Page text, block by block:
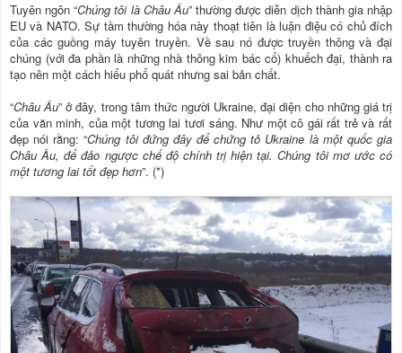
Tuyên ngôn “Chúng tôi là Châu Âu” thường được diễn dịch thành gia nhập
EU và NATO. Sự tầm thường hóa này thoạt tiên là luận điệu có chủ đích
của các guồng máy tuyên truyền. Về sau nó được truyền thông và đại
chúng (với đa phần là những nhà thông kim bác cổ) khuếch đại, thành ra
tạo nên một cách hiểu phổ quát nhưng sai bản chất.
“Châu Âu” ở đây, trong tâm thức người Ukraine, đại diện cho những giá trị
của văn minh, của một tương lai tươi sáng. Như một cô gái rất trẻ và rất
đẹp nói rằng: “Chúng tôi đứng đây để chứng tỏ Ukraine là một quốc gia
Châu Âu, để đảo ngược chế độ chính trị hiện tại. Chúng tôi mơ ước có
một tương lai tốt đẹp hơn”. (*)